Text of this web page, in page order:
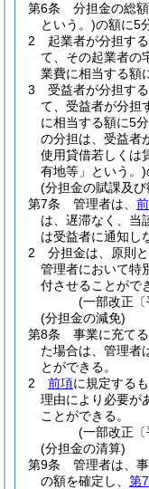
第6条
分担金の総
という。)の額に5
2
起業者が分担す
て、その起業者の
業費に相当する額
3
受益者が分担す
て、受益者が分担
に相当する額に5
の分担は、受益者
使用貸借若しくは
有地等」という。)
(分担金の賦課及
第7条
管理者は、
は、遅滞なく、当
は受益者に通知し
2
分担金は、原則
管理者において特
付させることがで
(一部改正
(分担金の減免)
第8条
事業に充て
た場合は、管理者
とができる。
2
前項に規定する
理由により必要が
ことができる。
(一部改正
(分担金の清算)
第9条
管理者は、
の額を確定し、 第